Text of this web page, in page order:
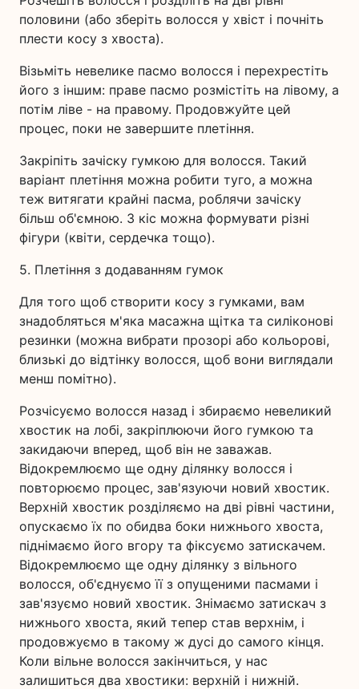
половини (або зберіть волосся у хвіст і почніть
плести косу з хвоста).
Візьміть невелике пасмо волосся і перехрестіть
його з іншим: праве пасмо розмістіть на лівому, а
потім ліве - на правому. Продовжуйте цей
процес, поки не завершите плетіння.
Закріпіть зачіску гумкою для волосся. Такий
варіант плетіння можна робити туго, а можна
теж витягати крайні пасма, роблячи зачіску
більш об'ємною. З кіс можна формувати різні
фігури (квіти, сердечка тощо).
5. Плетіння з додаванням гумок
Для того щоб створити косу з гумками, вам
знадобляться м'яка масажна щітка та силіконові
резинки (можна вибрати прозорі або кольорові,
близькі до відтінку волосся, щоб вони виглядали
менш помітно).
Розчісуємо волосся назад і збираємо невеликий
хвостик на лобі, закріплюючи його гумкою та
закидаючи вперед, щоб він не заважав.
Відокремлюємо ще одну ділянку волосся і
повторюємо процес, зав'язуючи новий хвостик.
Верхній хвостик розділяємо на дві рівні частини,
опускаємо їх по обидва боки нижнього хвоста,
піднімаємо його вгору та фіксуємо затискачем.
Відокремлюємо ще одну ділянку з вільного
волосся, об'єднуємо її з опущеними пасмами і
зав'язуємо новий хвостик. Знімаємо затискач з
нижнього хвоста, який тепер став верхнім, і
продовжуємо в такому ж дусі до самого кінця.
Коли вільне волосся закінчиться, у нас
залишиться два хвостики: верхній і нижній.